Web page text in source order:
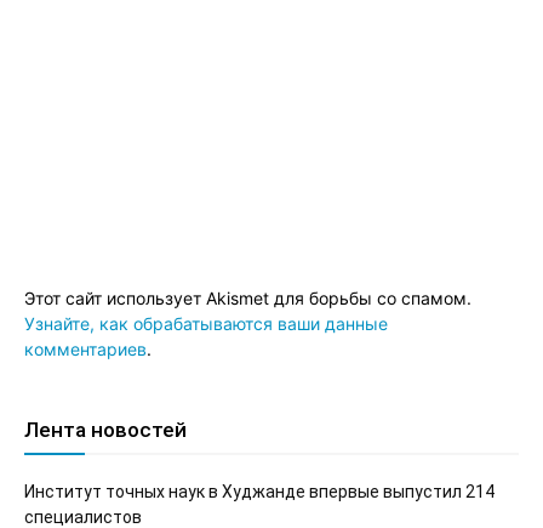
Этот сайт использует Akismet для борьбы со спамом.
Узнайте, как обрабатываются ваши данные
комментариев.
Лента новостей
Институт точных наук в Худжанде впервые выпустил 214
специалистов